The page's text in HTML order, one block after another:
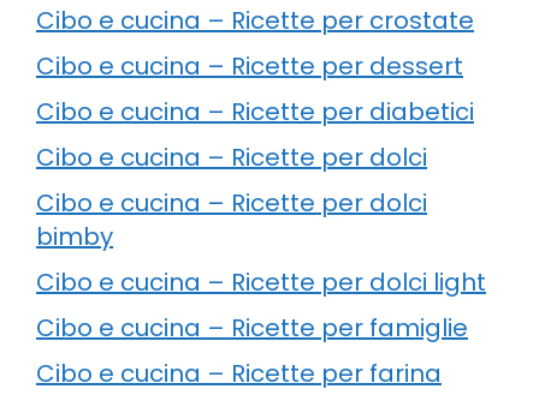
Cibo e cucina – Ricette per crostate
Cibo e cucina – Ricette per dessert
Cibo e cucina – Ricette per diabetici
Cibo e cucina – Ricette per dolci
Cibo e cucina – Ricette per dolci
bimby
Cibo e cucina – Ricette per dolci light
Cibo e cucina – Ricette per famiglie
Cibo e cucina – Ricette per farina